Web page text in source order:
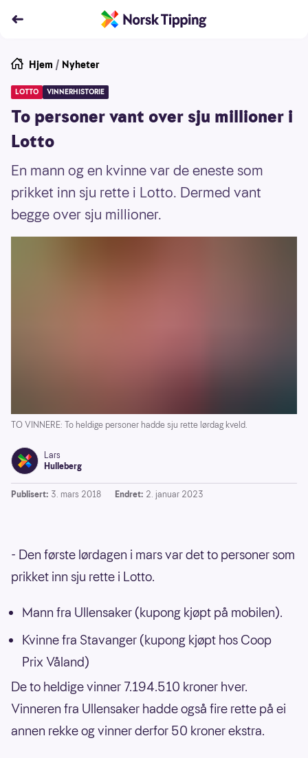
Hjem / Nyheter
LOTTO VINNERHISTORIE
To personer vant over sju millioner i
Lotto
En mann og en kvinne var de eneste som
prikket inn sju rette i Lotto. Dermed vant
begge over sju millioner.
TO VINNERE: To heldige personer hadde sju rette lørdag kveld.
Lars
Hulleberg
Publisert: 3. mars 2018 Endret: 2. januar 2023
- Den første lørdagen i mars var det to personer som
prikket inn sju rette i Lotto.
Mann fra Ullensaker (kupong kjøpt på mobilen).
Kvinne fra Stavanger (kupong kjøpt hos Coop
Prix Våland)
De to heldige vinner 7.194.510 kroner hver.
Vinneren fra Ullensaker hadde også fire rette på ei
annen rekke og vinner derfor 50 kroner ekstra.